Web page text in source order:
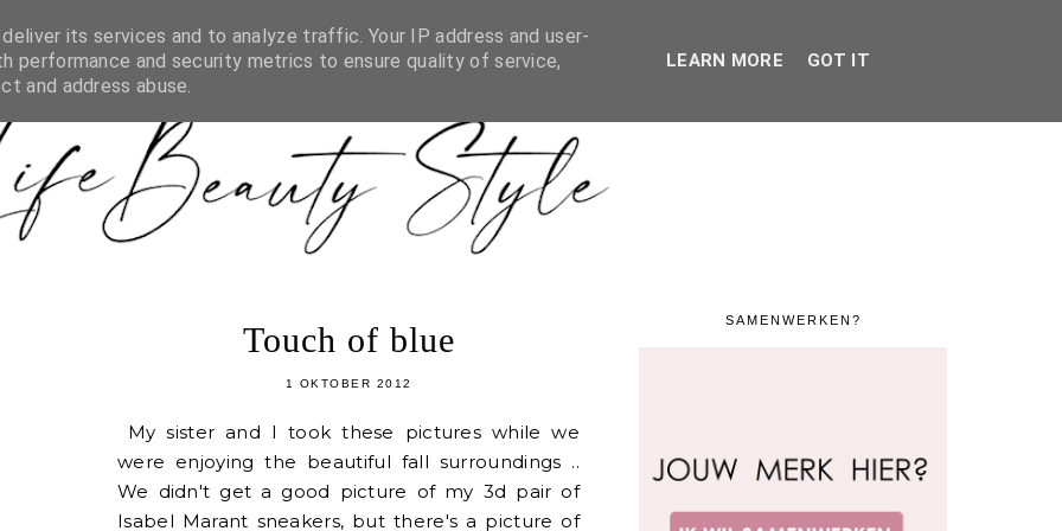
BLOGGER LIJST PR & MEDIA SAMENWERKING / CONTACT
Touch of blue
1 OKTOBER 2012
My sister and I took these pictures while we
were enjoying the beautiful fall surroundings ..
We didn't get a good picture of my 3d pair of
Isabel Marant sneakers, but there's a picture of
SAMENWERKEN?
its services and to analyze traffic. Your IP address and user-
performance and security metrics to ensure quality of service,
and address abuse.
LEARN MORE GOT IT